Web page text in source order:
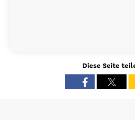
Diese Seite